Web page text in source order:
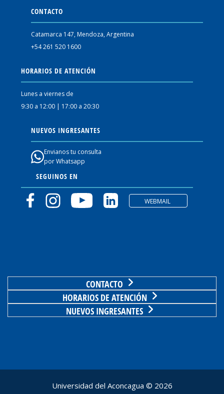
CONTACTO
Catamarca 147, Mendoza, Argentina
+54 261 520 1600
HORARIOS DE ATENCIÓN
Lunes a viernes de
9:30 a 12:00 | 17:00 a 20:30
NUEVOS INGRESANTES
Envianos tu consulta
por Whatsapp
SEGUINOS EN
WEBMAIL
CONTACTO
HORARIOS DE ATENCIÓN
NUEVOS INGRESANTES
Universidad del Aconcagua © 2026